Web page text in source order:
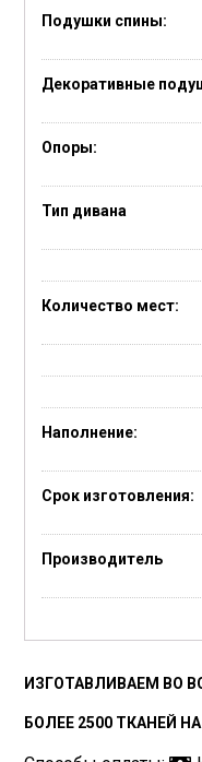
Подушки спины:
Декоративные
Опоры:
Тип дивана
Количество мест:
Наполнение:
Срок изготовления:
Производитель
ИЗГОТАВЛИВАЕМ ВО
БОЛЕЕ 2500 ТКАНЕЙ